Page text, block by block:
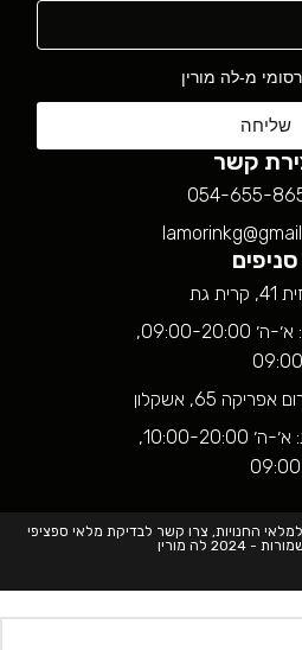
מ-לה מורין
שליחה
קשר
054-655-
סניפים
קרית גת
20:00,
65, אשקלון
20:00,
החנויות, צרו קשר לבדיקת מלאי ספציפי
לה מורין